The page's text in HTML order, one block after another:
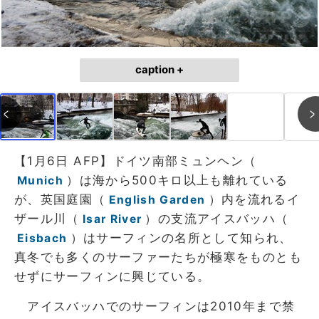
caption +
【1月6日 AFP】ドイツ南部ミュンヘン（
Munich ）は海から500キロ以上も離れている
が、英国庭園（ English Garden ）内を流れるイ
ザール川（ Isar River ）の支流アイスバッハ（
Eisbach ）はサーフィンの名所として知られ、
真冬でも多くのサーファーたちが極寒をものとも
せずにサーフィンに興じている。
アイスバッハでのサーフィンは2010年まで禁